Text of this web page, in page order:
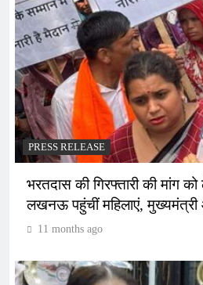
PRESS RELEASE
भरतदास की गिरफ्तारी की मांग
लखनऊ पहुंचीं महिलाएं,
11 months ago